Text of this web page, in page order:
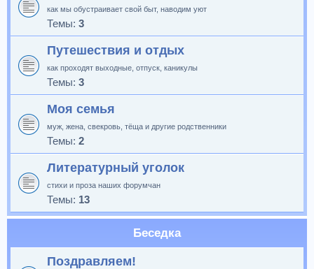
как мы обустраивает свой быт, наводим уют
Темы: 3
Путешествия и отдых
как проходят выходные, отпуск, каникулы
Темы: 3
Моя семья
муж, жена, свекровь, тёща и другие родственники
Темы: 2
Литературный уголок
стихи и проза наших форумчан
Темы: 13
Беседка
Поздравляем!